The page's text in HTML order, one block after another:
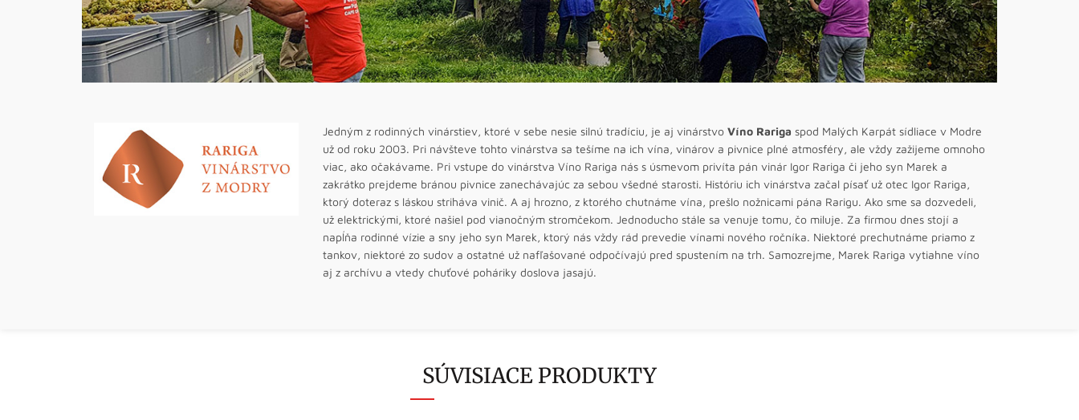
Jedným z rodinných vinárstiev, ktoré v sebe nesie silnú tradíciu, je aj vinárstvo Víno Rariga spod Malých Karpát sídliace v Modre
už od roku 2003. Pri návšteve tohto vinárstva sa tešíme na ich vína, vinárov a pivnice plné atmosféry, ale vždy zažijeme omnoho
viac, ako očakávame. Pri vstupe do vinárstva Víno Rariga nás s úsmevom privíta pán vinár Igor Rariga či jeho syn Marek a
zakrátko prejdeme bránou pivnice zanechávajúc za sebou všedné starosti. Históriu ich vinárstva začal písať už otec Igor Rariga,
ktorý doteraz s láskou striháva vinič. A aj hrozno, z ktorého chutnáme vína, prešlo nožnicami pána Rarigu. Ako sme sa dozvedeli,
už elektrickými, ktoré našiel pod vianočným stromčekom. Jednoducho stále sa venuje tomu, čo miluje. Za firmou dnes stojí a
napĺňa rodinné vízie a sny jeho syn Marek, ktorý nás vždy rád prevedie vínami nového ročníka. Niektoré prechutnáme priamo z
tankov, niektoré zo sudov a ostatné už nafľašované odpočívajú pred spustením na trh. Samozrejme, Marek Rariga vytiahne víno
aj z archívu a vtedy chuťové poháriky doslova jasajú.
SÚVISIACE PRODUKTY